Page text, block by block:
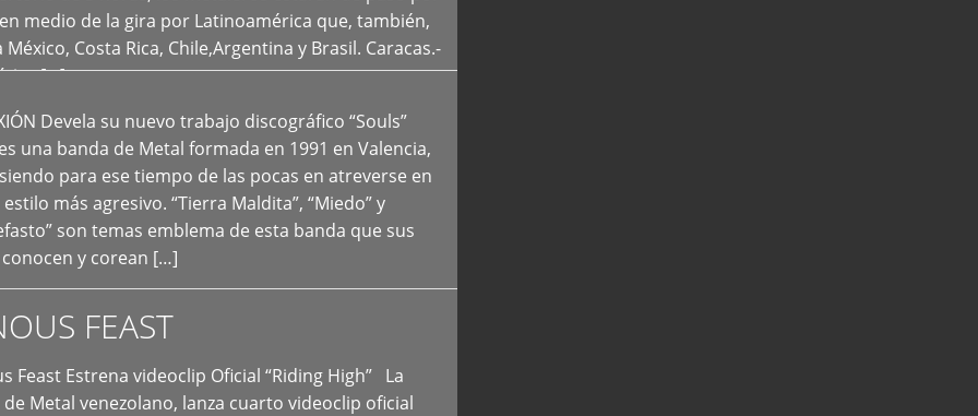
medio de la gira por Latinoamérica que, también,
México, Costa Rica, Chile,Argentina y Brasil. Caracas.-
[…]
Devela su nuevo trabajo discográfico “Souls”
una banda de Metal formada en 1991 en Valencia,
para ese tiempo de las pocas en atreverse en
más agresivo. “Tierra Maldita”, “Miedo” y
son temas emblema de esta banda que sus
y corean […]
FEAST
Feast Estrena videoclip Oficial “Riding High” La
Metal venezolano, lanza cuarto videoclip oficial